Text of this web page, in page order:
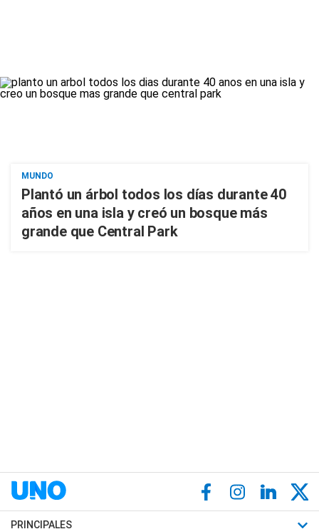
MUNDO
Plantó un árbol todos los días durante 40
años en una isla y creó un bosque más
grande que Central Park
PRINCIPALES